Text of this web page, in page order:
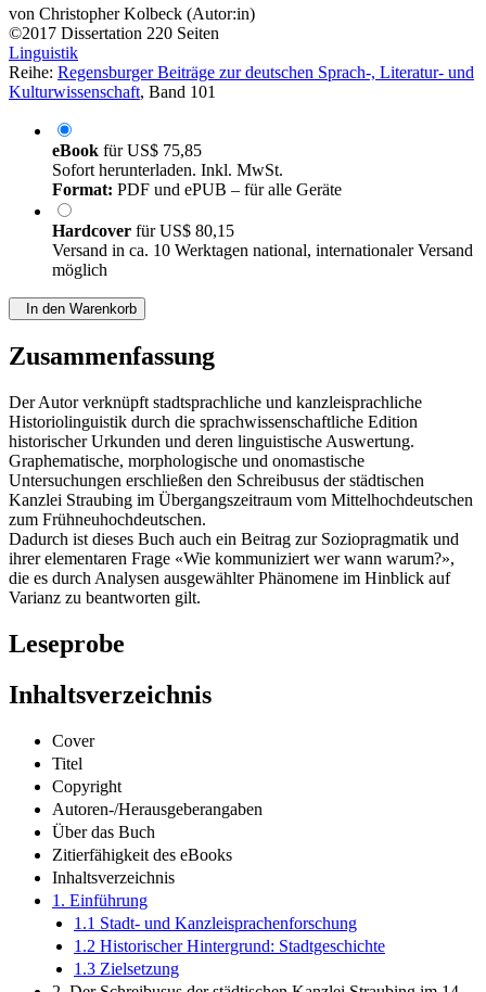
vonChristopher Kolbeck (Autor:in)
©2017 Dissertation
Linguistik
Reihe:Regensburger Beiträge zur deutschen Sprach-, Literatur- und
eBookfürUS$ 75,85
Sofort herunterladen. Inkl. MwSt.
Format:
HardcoverfürUS$ 80,15
Versand in ca. 10 Werktagen national, internationaler Versand
Zusammenfassung
Der Autor verknüpft stadtsprachliche und kanzleisprachliche
Historiolinguistik durch die sprachwissenschaftliche Edition
historischer Urkunden und deren linguistische Auswertung.
Graphematische, morphologische und onomastische
Untersuchungen erschließen den Schreibusus der städtischen
Kanzlei Straubing im Übergangszeitraum vom Mittelhochdeutschen
zum Frühneuhochdeutschen.
Dadurch ist dieses Buch auch ein Beitrag zur Soziopragmatik und
ihrer elementaren Frage «Wie kommuniziert wer wann warum?»,
die es durch Analysen ausgewählter Phänomene im Hinblick auf
Leseprobe
Cover
Titel
Copyright
Autoren-/Herausgeberangaben
Über das Buch
Zitierfähigkeit des eBooks
Inhaltsverzeichnis
1. Einführung
1.1 Stadt- und Kanzleisprachenforschung
1.2 Historischer Hintergrund: Stadtgeschichte
1.3 Zielsetzung